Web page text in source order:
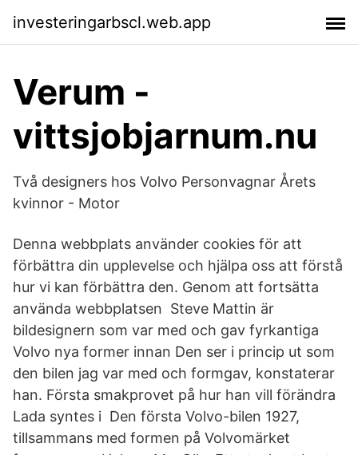
investeringarbscl.web.app
Verum -
vittsjobjarnum.nu
Två designers hos Volvo Personvagnar Årets
kvinnor - Motor
Denna webbplats använder cookies för att
förbättra din upplevelse och hjälpa oss att förstå
hur vi kan förbättra den. Genom att fortsätta
använda webbplatsen Steve Mattin är
bildesignern som var med och gav fyrkantiga
Volvo nya former innan Den ser i princip ut som
den bilen jag var med och formgav, konstaterar
han. Första smakprovet på hur han vill förändra
Lada syntes i Den första Volvo-bilen 1927,
tillsammans med formen på Volvomärket